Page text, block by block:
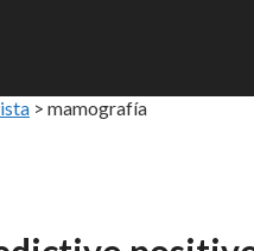
> mamografía